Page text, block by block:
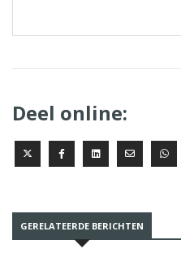
Deel online:
GERELATEERDE BERICHTEN